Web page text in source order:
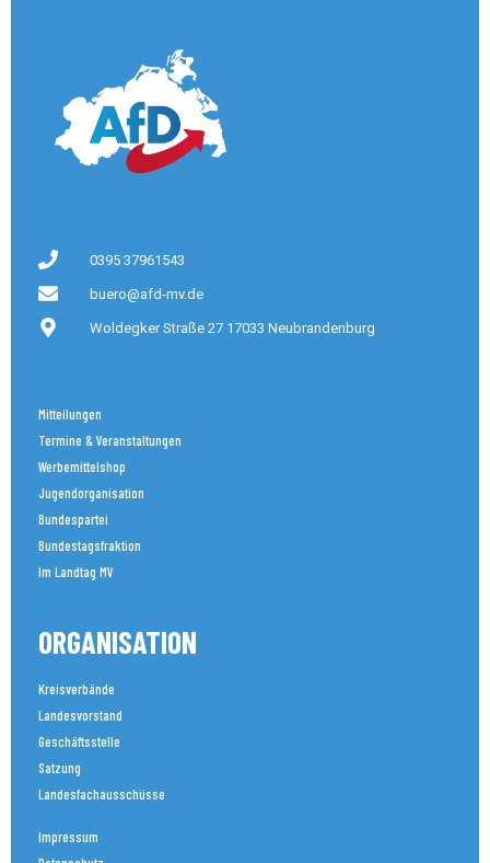
0395 37961543
buero@afd-mv.de
Woldegker Straße 27 17033 Neubrandenburg
Mitteilungen
Termine & Veranstaltungen
Werbemittelshop
Jugendorganisation
Bundespartei
Bundestagsfraktion
Im Landtag MV
ORGANISATION
Kreisverbände
Landesvorstand
Geschäftsstelle
Satzung
Landesfachausschüsse
Impressum